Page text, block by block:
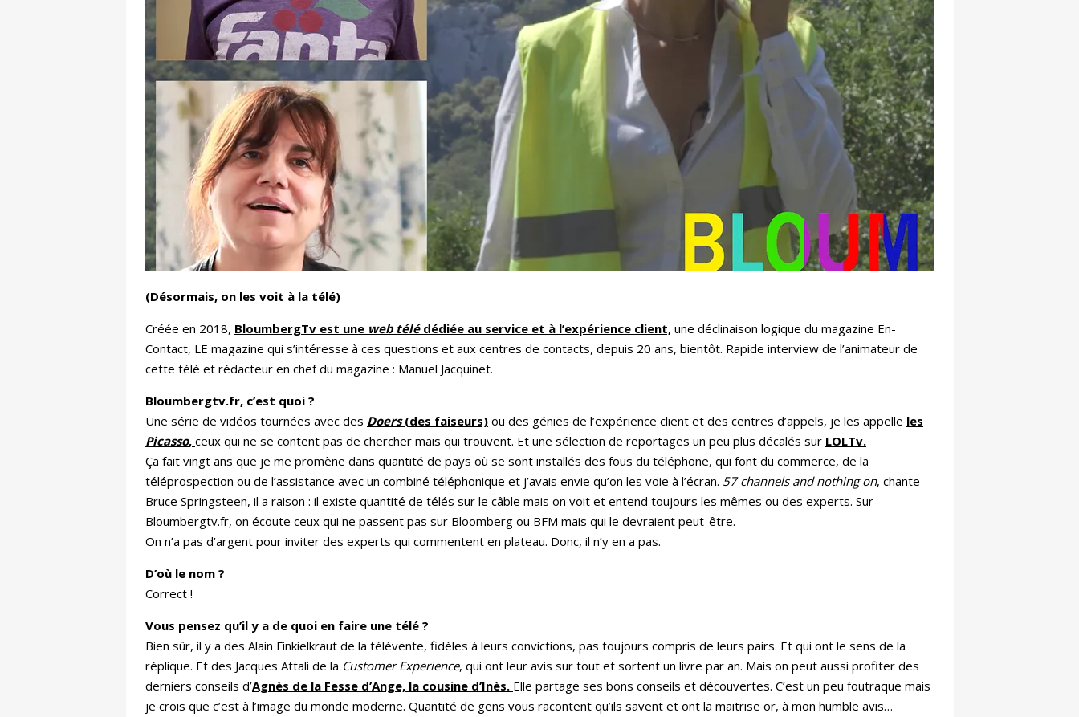
(Désormais, on les voit à la télé)
Créée en 2018, BloumbergTv est une web télédédiée au service et à l’expérience client, une déclinaison logique du magazine En-
Contact, LE magazine qui s’intéresse à ces questions et aux centres de contacts, depuis 20 ans, bientôt. Rapide interview de l’animateur de
cette télé et rédacteur en chef du magazine : Manuel Jacquinet.
Bloumbergtv.fr, c’est quoi ?
Une série de vidéos tournées avec des Doers(des faiseurs) ou des génies de l’expérience client et des centres d’appels, je les appelle les
Picasso, ceux qui ne se content pas de chercher mais qui trouvent. Et une sélection de reportages un peu plus décalés sur LOLTv.
Ça fait vingt ans que je me promène dans quantité de pays où se sont installés des fous du téléphone, qui font du commerce, de la
téléprospection ou de l’assistance avec un combiné téléphonique et j’avais envie qu’on les voie à l’écran. 57 channels and nothing on, chante
Bruce Springsteen, il a raison : il existe quantité de télés sur le câble mais on voit et entend toujours les mêmes ou des experts. Sur
Bloumbergtv.fr, on écoute ceux qui ne passent pas sur Bloomberg ou BFM mais qui le devraient peut-être.
On n’a pas d’argent pour inviter des experts qui commentent en plateau. Donc, il n’y en a pas.
D’où le nom ?
Correct !
Vous pensez qu’il y a de quoi en faire une télé ?
Bien sûr, il y a des Alain Finkielkraut de la télévente, fidèles à leurs convictions, pas toujours compris de leurs pairs. Et qui ont le sens de la
réplique. Et des Jacques Attali de la Customer Experience, qui ont leur avis sur tout et sortent un livre par an. Mais on peut aussi profiter des
derniers conseils d’Agnès de la Fesse d’Ange, la cousine d’Inès. Elle partage ses bons conseils et découvertes. C’est un peu foutraque mais
je crois que c’est à l’image du monde moderne. Quantité de gens vous racontent qu’ils savent et ont la maitrise or, à mon humble avis…